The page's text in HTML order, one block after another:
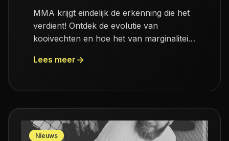
MMA krijgt eindelijk de erkenning die het
verdient! Ontdek de evolutie van
kooivechten en hoe het van marginaliteit
meer!
Lees meer
Nieuws